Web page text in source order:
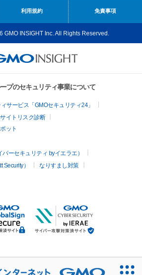
利用規約 免責事項
GMO INSIGHT Inc. All Rights Reserved.
プのセキュリティ事業について
サービス「GMOセキュリティ24」
イトリスク診断
ット
ーセキュリティ byイエラエ）
）
なりすまし対策